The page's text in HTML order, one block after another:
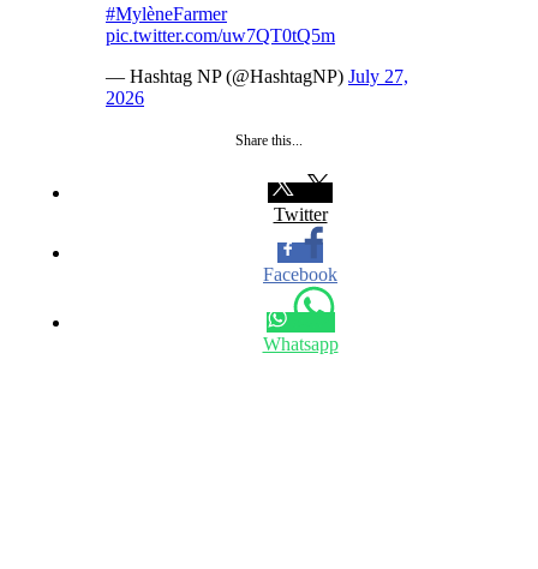
#MylèneFarmer
pic.twitter.com/uw7QT0tQ5m
— Hashtag NP (@HashtagNP) July 27,
2026
Share this...
Twitter
Facebook
Whatsapp